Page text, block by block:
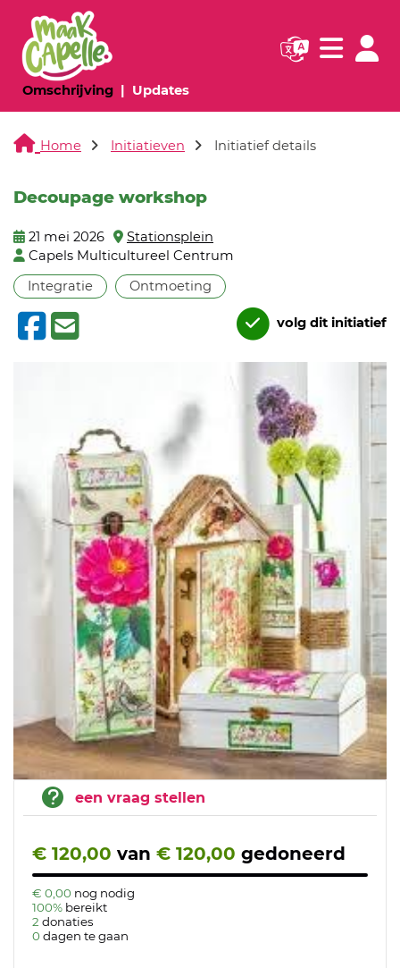
Omschrijving(huidige pagina)
Updates(huidige pagina)
Navigatie
Home Initiatieven Initiatief details
Decoupage workshop
21 mei 2026
Stationsplein
Capels Multicultureel Centrum
Integratie
Ontmoeting
volg dit initiatief
een vraag stellen
€ 120,00 van € 120,00 gedoneerd
€ 0,00 nog nodig
100% bereikt
2 donaties
0 dagen te gaan